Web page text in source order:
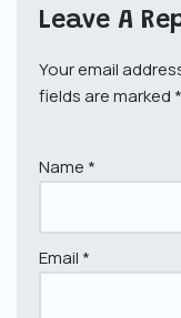
Leave A
Your email
fields are marked *
Name *
Email *